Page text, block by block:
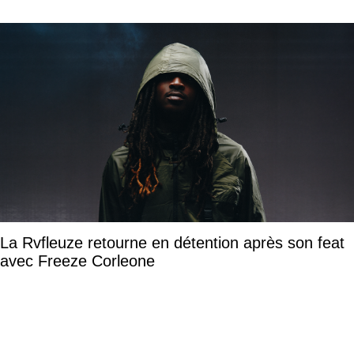
La Rvfleuze retourne en détention après son feat
avec Freeze Corleone